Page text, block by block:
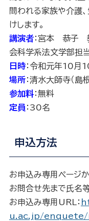
問われる家族や介護
けします。
講演者：宮本 恭子
会科学系法文学部担
日時：令和元年10月10
場所：清水大師寺（
参加料：無料
定員 ：30名
申込方法
お申込み専用ページ
お問合せ先まで氏名
お申込み専用URL：
u.ac.jp/